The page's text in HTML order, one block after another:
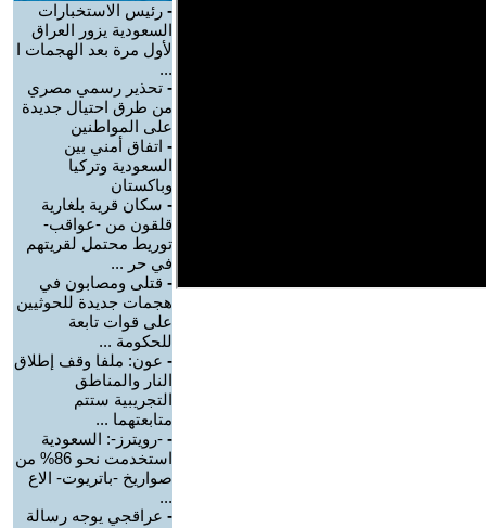
- رئيس الاستخبارات
السعودية يزور العراق
لأول مرة بعد الهجمات ا
...
- تحذير رسمي مصري
من طرق احتيال جديدة
على المواطنين
- اتفاق أمني بين
السعودية وتركيا
وباكستان
- سكان قرية بلغارية
قلقون من -عواقب-
توريط محتمل لقريتهم
في حر ...
- قتلى ومصابون في
هجمات جديدة للحوثيين
على قوات تابعة
للحكومة ...
- عون: ملفا وقف إطلاق
النار والمناطق
التجريبية ستتم
متابعتهما ...
- -رويترز-: السعودية
استخدمت نحو 86% من
صواريخ -باتريوت- الاع
...
- عراقجي يوجه رسالة